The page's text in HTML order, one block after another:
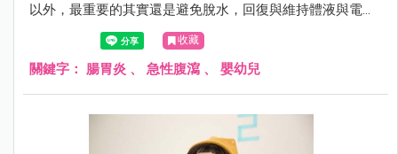
以外，最重要的其實還是避免脫水，回復與維持體液與電解
收藏
關鍵字： 腸胃炎 、 急性腹瀉 、 嬰幼兒